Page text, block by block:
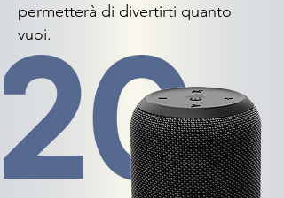
permetterà di divertirti quanto
vuoi.